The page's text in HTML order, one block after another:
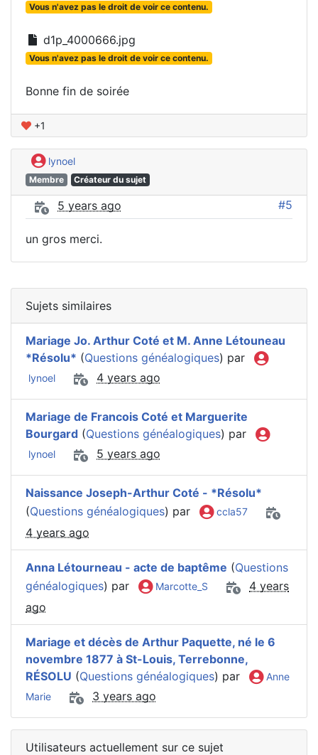
Vous n'avez pas le droit de voir ce contenu.
d1p_4000666.jpg
Vous n'avez pas le droit de voir ce contenu.
Bonne fin de soirée
+1
lynoel
Membre Créateur du sujet
5 years ago #5
un gros merci.
Sujets similaires
Mariage Jo. Arthur Coté et M. Anne Létouneau
*Résolu* (Questions généalogiques) par
lynoel 4 years ago
Mariage de Francois Coté et Marguerite
Bourgard (Questions généalogiques) par
lynoel 5 years ago
Naissance Joseph-Arthur Coté - *Résolu*
(Questions généalogiques) par ccla57
4 years ago
Anna Létourneau - acte de baptême (Questions
généalogiques) par Marcotte_S
4 years
ago
Mariage et décès de Arthur Paquette, né le 6
novembre 1877 à St-Louis, Terrebonne,
RÉSOLU (Questions généalogiques) par
Anne
Marie
3 years ago
Utilisateurs actuellement sur ce sujet